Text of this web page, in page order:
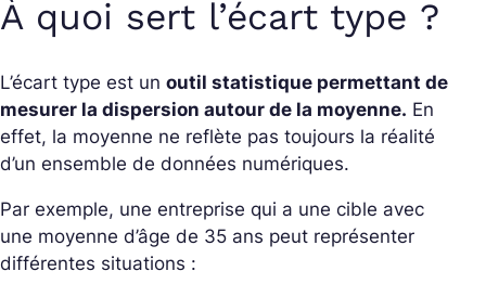
À quoi sert l’écart type ?
L’écart type est un outil statistique permettant de
mesurer la dispersion autour de la moyenne. En
effet, la moyenne ne reflète pas toujours la réalité
d’un ensemble de données numériques.
Par exemple, une entreprise qui a une cible avec
une moyenne d’âge de 35 ans peut représenter
différentes situations :